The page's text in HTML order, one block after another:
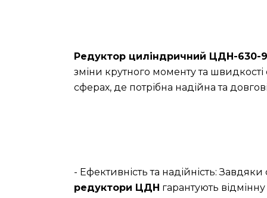
Редуктор циліндричний ЦДН-630-
зміни крутного моменту та
сферах, де потрібна надійна та
- Ефективність та надійність:
редуктори ЦДН гарантують